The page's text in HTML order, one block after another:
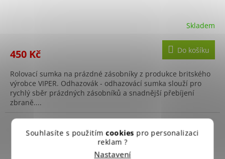
Souhlasíte s použitímcookies pro personalizaci
reklam ?
Nastavení
Skladem
450 Kč Do košíku
Rolovací sumka na prázdné zásobníky z produkce britského
výrobce VIPER. Odhazovák - odhazovácí sumka slouží pro
rychlý sběr prázdných zásobníků a snadnější přebíjení
zbraně....